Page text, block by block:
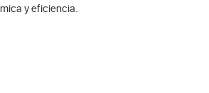
y eficiencia.